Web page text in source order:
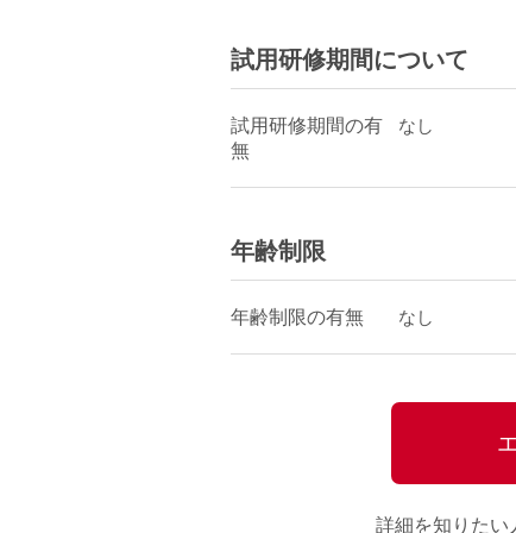
試用研修期間について
試用研修期間の有
無
なし
年齢制限
年齢制限の有無 なし
詳細を知りたい